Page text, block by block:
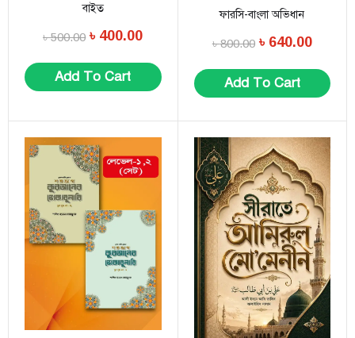
বাইত
৳500.00 ৳ 400.00
Add To Cart
ফারসি-বাংলা অভিধান
৳800.00 ৳ 640.00
Add To Cart